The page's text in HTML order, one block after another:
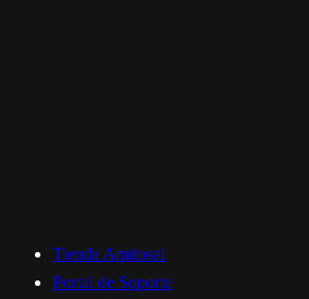
Tienda Amitosai
Portal de Soporte